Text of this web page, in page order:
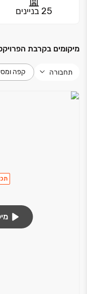
25 בניינים
מיקומים בקרבת
תחבורה קפה